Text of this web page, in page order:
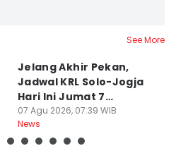
See More
Jelang Akhir Pekan,
Jadwal KRL Solo-Jogja
Hari Ini Jumat 7
Agustus, Lengkap!
07 Agu 2026, 07:39 WIB
News